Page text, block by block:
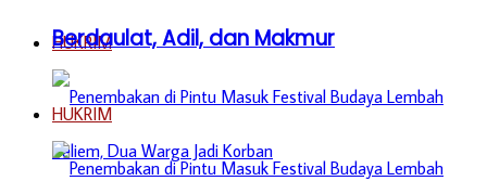
HUKRIM
Berdaulat, Adil, dan Makmur
HUKRIM